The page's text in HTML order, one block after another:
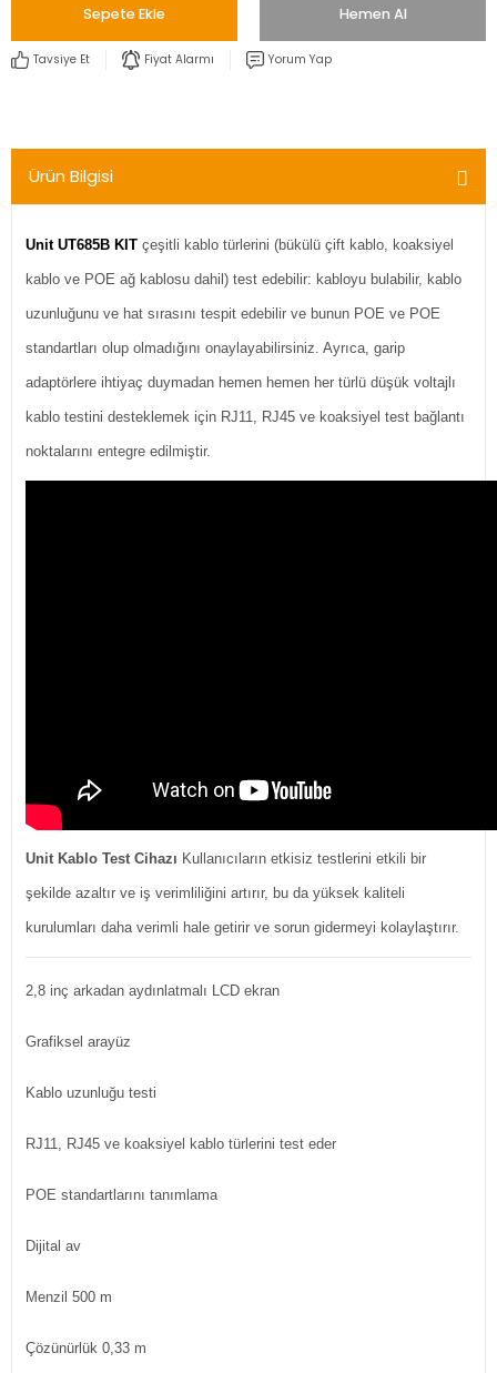
Sepete Ekle Hemen Al
Tavsiye Et Fiyat Alarmı Yorum Yap
Ürün Bilgisi
Unit UT685B KIT çeşitli kablo türlerini (bükülü çift kablo, koaksiyel
kablo ve POE ağ kablosu dahil) test edebilir: kabloyu bulabilir, kablo
uzunluğunu ve hat sırasını tespit edebilir ve bunun POE ve POE
standartları olup olmadığını onaylayabilirsiniz. Ayrıca, garip
adaptörlere ihtiyaç duymadan hemen hemen her türlü düşük voltajlı
kablo testini desteklemek için RJ11, RJ45 ve koaksiyel test bağlantı
noktalarını entegre edilmiştir.
Unit Kablo Test Cihazı Kullanıcıların etkisiz testlerini etkili bir
şekilde azaltır ve iş verimliliğini artırır, bu da yüksek kaliteli
kurulumları daha verimli hale getirir ve sorun gidermeyi kolaylaştırır.
2,8 inç arkadan aydınlatmalı LCD ekran
Grafiksel arayüz
Kablo uzunluğu testi
RJ11, RJ45 ve koaksiyel kablo türlerini test eder
POE standartlarını tanımlama
Dijital av
Menzil 500 m
Çözünürlük 0,33 m